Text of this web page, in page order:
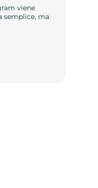
viene
semplice, ma